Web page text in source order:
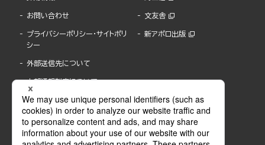
お問い合わせ
プライバシーポリシー・サイトポリ
シー
外部送信先について
内部通報制度について
文友舎
新アポロ出版